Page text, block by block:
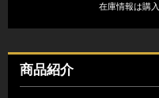
在庫情報は購
商品紹介